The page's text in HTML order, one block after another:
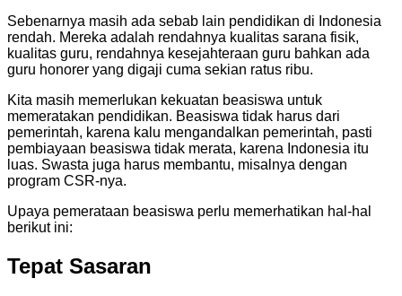
Sebenarnya masih ada sebab lain pendidikan di Indonesia
rendah. Mereka adalah rendahnya kualitas sarana fisik,
kualitas guru, rendahnya kesejahteraan guru bahkan ada
guru honorer yang digaji cuma sekian ratus ribu.
Kita masih memerlukan kekuatan beasiswa untuk
memeratakan pendidikan. Beasiswa tidak harus dari
pemerintah, karena kalu mengandalkan pemerintah, pasti
pembiayaan beasiswa tidak merata, karena Indonesia itu
luas. Swasta juga harus membantu, misalnya dengan
program CSR-nya.
Upaya pemerataan beasiswa perlu memerhatikan hal-hal
berikut ini:
Tepat Sasaran